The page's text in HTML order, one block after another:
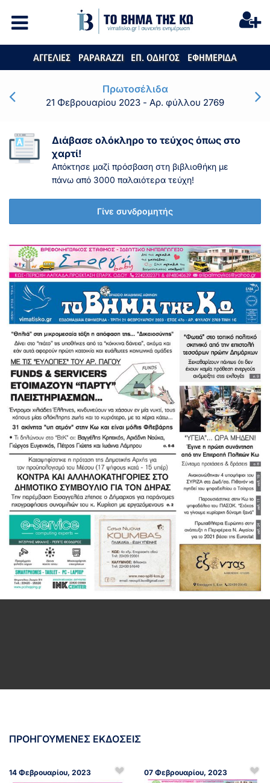
ΑΓΓΕΛΙΕΣ PAPARAZZI ΕΠ. ΟΔΗΓΟΣ ΕΦΗΜΕΡΙΔΑ
Πρωτοσέλιδα
21 Φεβρουαρίου 2023 - Αρ. φύλλου 2769
Διάβασε ολόκληρο το τεύχος όπως στο
χαρτί!
Απόκτησε μαζί πρόσβαση στη βιβλιοθήκη με
πάνω από 3000 παλαιότερα τεύχη!
Γίνε συνδρομητής
ΠΡΟΗΓΟΥΜΕΝΕΣ ΕΚΔΟΣΕΙΣ
14 Φεβρουαρίου, 2023 07 Φεβρουαρίου, 2023